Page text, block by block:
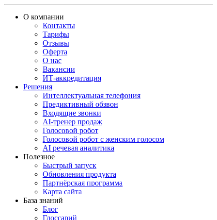
О компании
Контакты
Тарифы
Отзывы
Оферта
О нас
Вакансии
ИТ-аккредитация
Решения
Интеллектуальная телефония
Предиктивный обзвон
Входящие звонки
AI-тренер продаж
Голосовой робот
Голосовой робот с женским голосом
AI речевая аналитика
Полезное
Быстрый запуск
Обновления продукта
Партнёрская программа
Карта сайта
База знаний
Блог
Глоссарий